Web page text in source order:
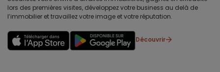
lors des premières visites, développez votre business au delà de
l’immobilier et travaillez votre image et votre réputation.
Découvrir